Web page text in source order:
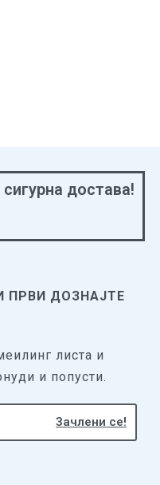
сигурна достава!
ПРВИ ДОЗНАЈТЕ
листа и
и попусти.